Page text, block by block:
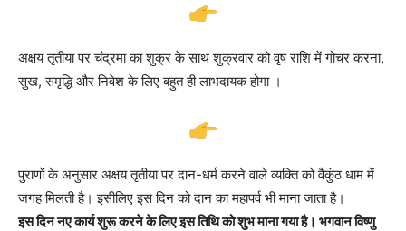
अक्षय तृतीया पर चंद्रमा का शुक्र के साथ शुक्रवार को वृष राशि में गोचर करना,
सुख, समृद्धि और निवेश के लिए बहुत ही लाभदायक होगा ।
पुराणों के अनुसार अक्षय तृतीया पर दान-धर्म करने वाले व्यक्ति को वैकुंठ धाम में
जगह मिलती है। इसीलिए इस दिन को दान का महापर्व भी माना जाता है।
इस दिन नए कार्य शुरू करने के लिए इस तिथि को शुभ माना गया है। भगवान विष्णु